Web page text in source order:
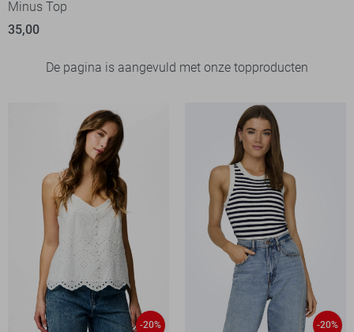
Minus Top
35,00
De pagina is aangevuld met onze topproducten
-20% -20%